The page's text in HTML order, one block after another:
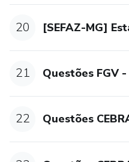
Módulo 36 - [PF - POLICIA
Módulo 37 - [TJ-SP] -
20 [SEFAZ-MG]
21 Questões FGV
22 Questões